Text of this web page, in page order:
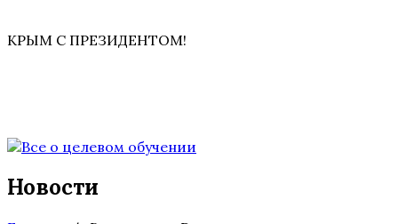
КРЫМ С ПРЕЗИДЕНТОМ!
Новости